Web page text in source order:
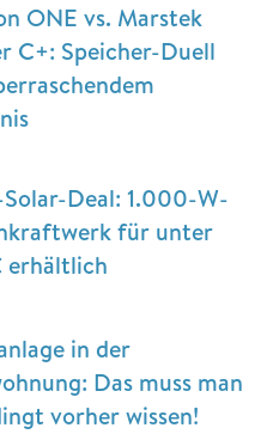
ONE vs. Marstek
C+: Speicher-Duell
Deal: 1.000-W-
für unter
erhältlich
in der
Das muss man
vorher wissen!